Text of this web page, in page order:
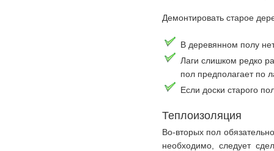
Демонтировать старое
В деревянном полу
Лаги слишком редко
пол предполагает по
Если доски старого
Теплоизоляция
Во-вторых пол
необходимо, следует